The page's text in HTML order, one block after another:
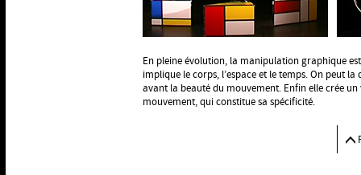
En pleine évolution, la manipulation graphique
implique le corps, l’espace et le temps. On peut
avant la beauté du mouvement. Enfin elle crée
mouvement, qui constitue sa spécificité.